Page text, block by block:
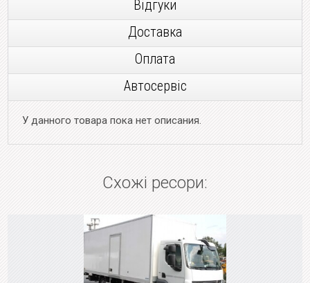
Відгуки
Доставка
Оплата
Автосервіс
У данного товара пока нет описания.
Схожі ресори: